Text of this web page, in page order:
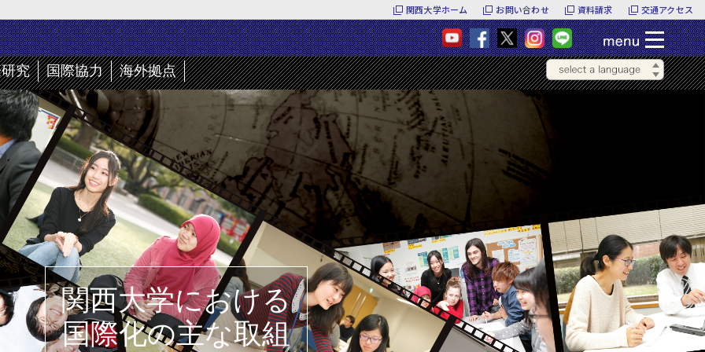
関西大学ホーム お問い合わせ 資料請求 交通アクセス
究 国際協力 海外拠点
関西大学における
国際化の主な取組